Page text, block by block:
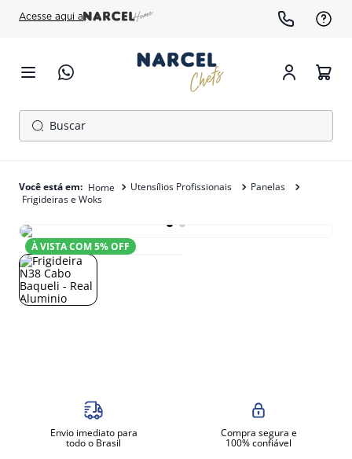
Acesse aqui a
Buscar
Utensílios Profissionais
Panelas
Frigideiras e Woks
À VISTA COM5% OFF
Envio imediato para
todo o Brasil
Compra segura e
100% confiável
1º
cafeteira
2º
3º
freezer
4º
gelopar
5º
forno
exaustor
robot coupe